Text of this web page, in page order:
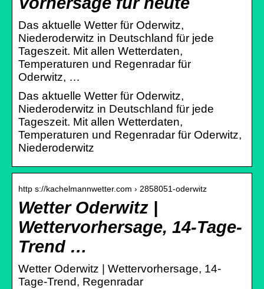
Das aktuelle Wetter für Oderwitz,
Niederoderwitz in Deutschland für jede
Tageszeit. Mit allen Wetterdaten,
Temperaturen und Regenradar für
Oderwitz, …
Das aktuelle Wetter für Oderwitz,
Niederoderwitz in Deutschland für jede
Tageszeit. Mit allen Wetterdaten,
Temperaturen und Regenradar für Oderwitz,
Niederoderwitz
http s://kachelmannwetter.com › 2858051-oderwitz
Wetter Oderwitz |
Wettervorhersage, 14-Tage-
Trend …
Wetter Oderwitz | Wettervorhersage, 14-
Tage-Trend, Regenradar